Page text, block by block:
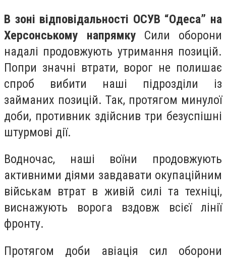
В зоні відповідальності ОСУВ “Одеса” на
Херсонському напрямку Сили оборони
надалі продовжують утримання позицій.
Попри значні втрати, ворог не полишає
спроб вибити наші підрозділи із
займаних позицій. Так, протягом минулої
доби, противник здійснив три безуспішні
штурмові дії.
Водночас, наші воїни продовжують
активними діями завдавати окупаційним
військам втрат в живій силі та техніці,
виснажують ворога вздовж всієї лінії
фронту.
Протягом доби авіація сил оборони